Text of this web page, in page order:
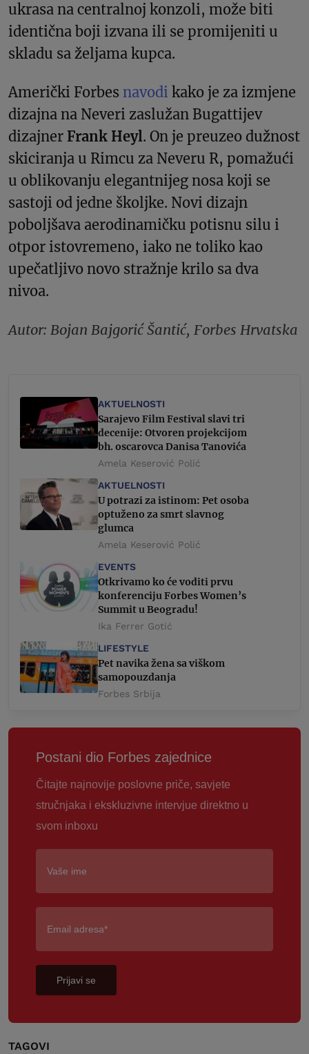
ukrasa na centralnoj konzoli, može biti
identična boji izvana ili se promijeniti u
skladu sa željama kupca.
Američki Forbes navodi kako je za izmjene
dizajna na Neveri zaslužan Bugattijev
dizajner Frank Heyl. On je preuzeo dužnost
skiciranja u Rimcu za Neveru R, pomažući
u oblikovanju elegantnijeg nosa koji se
sastoji od jedne školjke. Novi dizajn
poboljšava aerodinamičku potisnu silu i
otpor istovremeno, iako ne toliko kao
upečatljivo novo stražnje krilo sa dva
nivoa.
Autor: Bojan Bajgorić Šantić, Forbes Hrvatska
AKTUELNOSTI
Sarajevo Film Festival slavi tri
decenije: Otvoren projekcijom
bh. oscarovca Danisa Tanovića
Amela Keserović Polić
AKTUELNOSTI
U potrazi za istinom: Pet osoba
optuženo za smrt slavnog
glumca
Amela Keserović Polić
EVENTS
Otkrivamo ko će voditi prvu
konferenciju Forbes Women’s
Summit u Beogradu!
Ika Ferrer Gotić
LIFESTYLE
Pet navika žena sa viškom
samopouzdanja
Forbes Srbija
Postani dio Forbes zajednice
Čitajte najnovije poslovne priče, savjete
stručnjaka i ekskluzivne intervjue direktno u
svom inboxu
Prijavi se
TAGOVI